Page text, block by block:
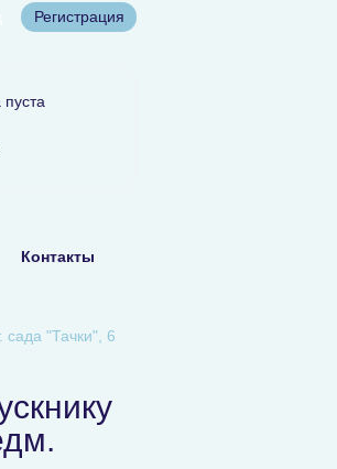
Регистрация
пуста
Контакты
сада "Тачки", 6